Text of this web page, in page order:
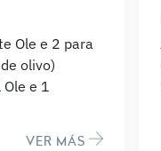
Ole e 2 para
olivo)
e 1
VER MÁS